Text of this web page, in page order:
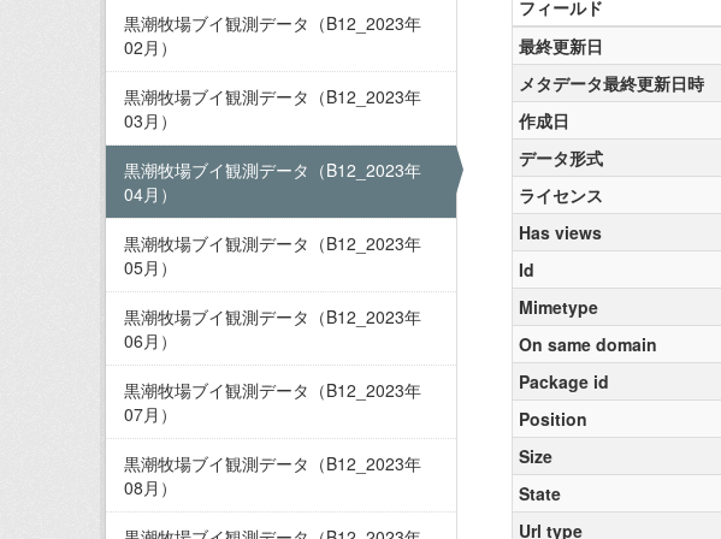
黒潮牧場ブイ観測データ（B12_2023年
02月）
黒潮牧場ブイ観測データ（B12_2023年
03月）
黒潮牧場ブイ観測データ（B12_2023年
04月）
黒潮牧場ブイ観測データ（B12_2023年
05月）
黒潮牧場ブイ観測データ（B12_2023年
06月）
黒潮牧場ブイ観測データ（B12_2023年
07月）
黒潮牧場ブイ観測データ（B12_2023年
08月）
フィールド
最終更新日
メタデータ最終更新日時
作成日
データ形式
ライセンス
Has views
Id
Mimetype
On same domain
Package id
Position
Size
State
Url type